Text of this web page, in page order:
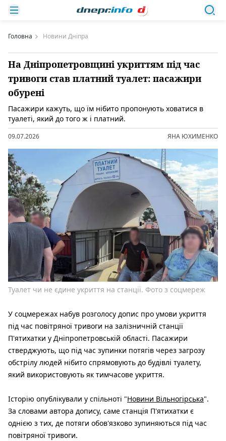
Головна Новини Дніпра
На Дніпропетровщині укриттям під час
тривоги став платний туалет: пасажири
обурені
Пасажири кажуть, що їм нібито пропонують ховатися в
туалеті, який до того ж і платний.
09.07.2026 ЯНА ЮХИМЕНКО
Туалет чи не єдине укриття на станції. Фото з соцмереж
У соцмережах набув розголосу допис про умови укриття
під час повітряної тривоги на залізничній станції
П'ятихатки у Дніпропетровській області. Пасажири
стверджують, що під час зупинки потягів через загрозу
обстрілу людей нібито спрямовують до будівлі туалету,
який використовують як тимчасове укриття.
Історію опублікували у спільноті "Новини Вільногірська".
За словами автора допису, саме станція П'ятихатки є
однією з тих, де потяги обов'язково зупиняються під час
повітряної тривоги.